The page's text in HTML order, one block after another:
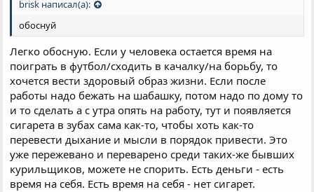
brisk написал(а):
обоснуй
Легко обосную. Если у человека остается время на
поиграть в футбол/сходить в качалку/на борьбу, то
хочется вести здоровый образ жизни. Если после
работы надо бежать на шабашку, потом надо по дому то
и то сделать а с утра опять на работу, тут и появляется
сигарета в зубах сама как-то, чтобы хоть как-то
перевести дыхание и мысли в порядок привести. Это
уже пережевано и переварено среди таких-же бывших
курильщиков, можете не спорить. Есть деньги - есть
время на себя. Есть время на себя - нет сигарет.